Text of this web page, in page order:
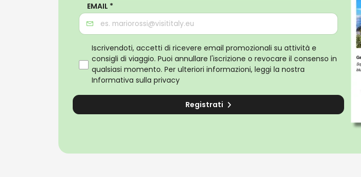
EMAIL *
Iscrivendoti, accetti di ricevere email promozionali su attività e
consigli di viaggio. Puoi annullare l'iscrizione o revocare il consenso in
qualsiasi momento. Per ulteriori informazioni, leggi la nostra
Informativa sulla privacy
Registrati